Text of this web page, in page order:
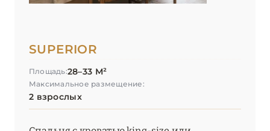
SUPERIOR
Площадь:28–33 М²
Максимальное размещение:
2 взрослых